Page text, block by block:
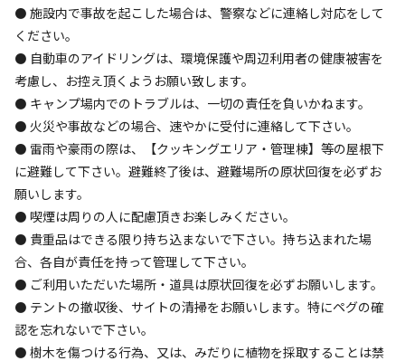
⚫ 施設内で事故を起こした場合は、警察などに連絡し対応をして
ください。
⚫ 自動車のアイドリングは、環境保護や周辺利用者の健康被害を
考慮し、お控え頂くようお願い致します。
⚫ キャンプ場内でのトラブルは、一切の責任を負いかねます。
⚫ 火災や事故などの場合、速やかに受付に連絡して下さい。
⚫ 雷雨や豪雨の際は、【クッキングエリア・管理棟】等の屋根下
に避難して下さい。避難終了後は、避難場所の原状回復を必ずお
願いします。
⚫ 喫煙は周りの人に配慮頂きお楽しみください。
⚫ 貴重品はできる限り持ち込まないで下さい。持ち込まれた場
合、各自が責任を持って管理して下さい。
⚫ ご利用いただいた場所・道具は原状回復を必ずお願いします。
⚫ テントの撤収後、サイトの清掃をお願いします。特にペグの確
認を忘れないで下さい。
⚫ 樹木を傷つける行為、又は、みだりに植物を採取することは禁
クチコミ
総合評価
4.7
自然・環境
4.8
管理
4.4
設備
4.8
アクセス
4.4
クチコミ（